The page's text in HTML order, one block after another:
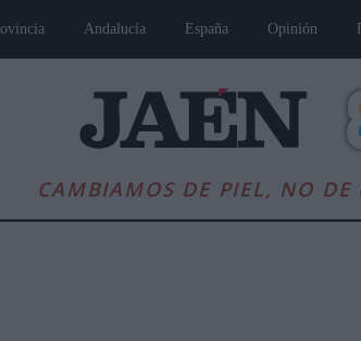
Andalucía España Opinión
CAMBIAMOS DE PIEL, NO DE